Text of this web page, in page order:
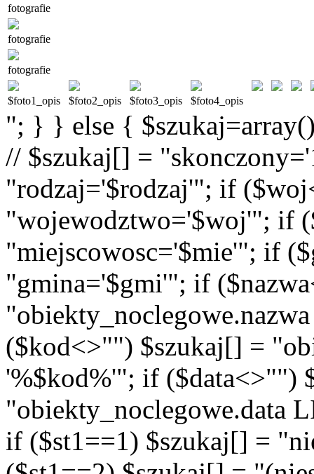
fotografie
fotografie
fotografie
$foto1_opis $foto2_opis $foto3_opis $foto4_opis
"; } } else {
// $szukaj[] =
"rodzaj='$rodzaj'"; if
"wojewodztwo='$woj'"; if
"miejscowosc='$mie'"; if
"gmina='$gmi'"; if
($kod<>"") $szukaj[] =
'%$kod%'"; if ($data<>"")
"obiekty_noclegowe.data
if ($st1==1) $szukaj[] =